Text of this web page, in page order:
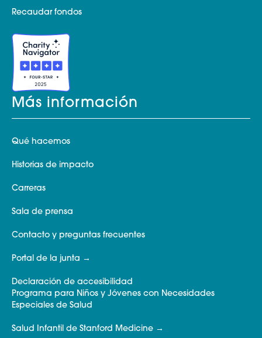
Recaudar fondos
Más información
Qué hacemos
Historias de impacto
Carreras
Sala de prensa
Contacto y preguntas frecuentes
Portal de la junta
Declaración de accesibilidad
Programa para Niños y Jóvenes con Necesidades
Especiales de Salud
Salud Infantil de Stanford Medicine